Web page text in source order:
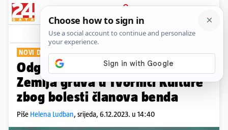
PRIJAVA
Show Komentari
NOVI DATUM NIJE POZNAT
Odgođen koncert Konstrakte &
Zemlja gruva u Tvornici Kulture
zbog bolesti članova benda
Piše Helena Ludban, srijeda, 6.12.2023. u 14:40